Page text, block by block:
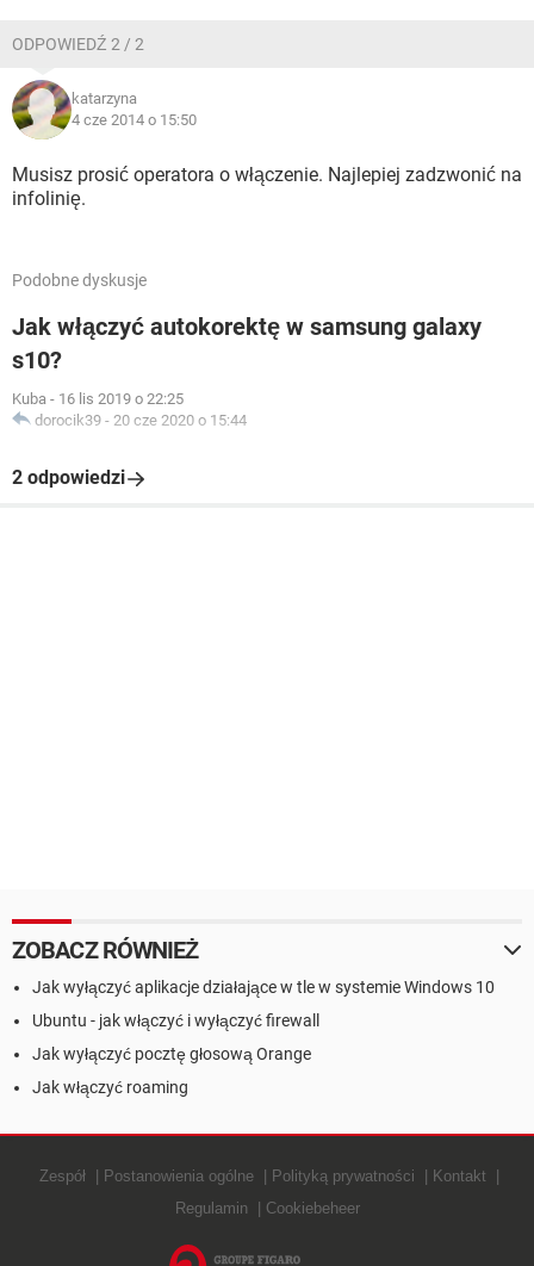
ODPOWIEDŹ 2 / 2
katarzyna
4 cze 2014 o 15:50
Musisz prosić operatora o włączenie. Najlepiej zadzwonić na
infolinię.
Podobne dyskusje
Jak włączyć autokorektę w samsung galaxy
s10?
Kuba - 16 lis 2019 o 22:25
dorocik39 - 20 cze 2020 o 15:44
2 odpowiedzi
ZOBACZ RÓWNIEŻ
Jak wyłączyć aplikacje działające w tle w systemie Windows 10
Ubuntu - jak włączyć i wyłączyć firewall
Jak wyłączyć pocztę głosową Orange
Jak włączyć roaming
Zespół Postanowienia ogólne Polityką prywatności
Kontakt
Regulamin
Cookiebeheer